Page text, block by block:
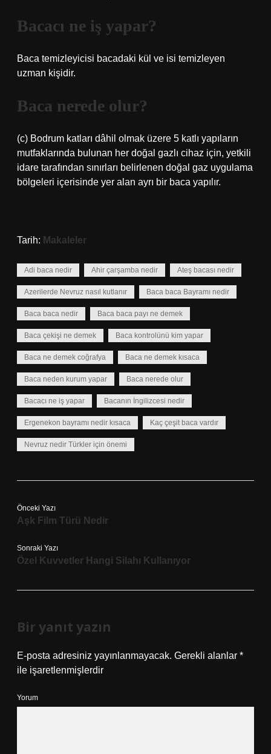
Bacacı ne iş yapar?
Baca temizleyicisi bacadaki kül ve isi temizleyen
uzman kişidir.
Baca nerede olur?
(c) Bodrum katları dâhil olmak üzere 5 katlı yapıların
mutfaklarında bulunan her doğal gazlı cihaz için, yetkili
idare tarafından sınırları belirlenen doğal gaz uygulama
bölgeleri içerisinde yer alan ayrı bir baca yapılır.
Tarih: Makaleler
Adi baca nedir Ahir çarşamba nedir Ateş bacası nedir
Azerilerde Nevruz nasıl kutlanır Baca baca Bayramı nedir
Baca baca nedir Baca baca payı ne demek
Baca çekişi ne demek Baca kontrolünü kim yapar
Baca ne demek coğrafya Baca ne demek kısaca
Baca neden kurum yapar Baca nerede olur
Bacacı ne iş yapar Bacanın İngilizcesi nedir
Ergenekon bayramı nedir kısaca Kaç çeşit baca vardır
Nevruz nedir Türkler için önemi
Önceki Yazı
Aşk Film Türü Nedir
Sonraki Yazı
Özel Kuvvetler Hangi Silahı Kullanıyor
Bir yanıt yazın
E-posta adresiniz yayınlanmayacak. Gerekli alanlar *
ile işaretlenmişlerdir
Yorum